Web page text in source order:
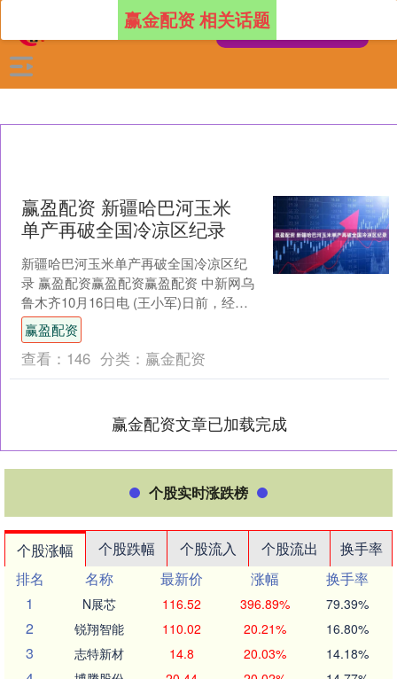
赢金配资 相关话题
赢盈配资 新疆哈巴河玉米
单产再破全国冷凉区纪录
新疆哈巴河玉米单产再破全国冷凉区纪
录 赢盈配资赢盈配资赢盈配资 中新网乌
鲁木齐10月16日电 (王小军)日前，经中
国农业大学、辽宁农科院等单位资深专
家现场实收测....
赢盈配资
查看： 146 分类： 赢金配资
赢金配资文章已加载完成
个股实时涨跌榜
个股涨幅 个股跌幅 个股流入 个股流出
换手率
排名
名称 最新价 涨幅
换手率
1
N展芯 116.52 396.89% 79.39%
2 锐翔智能 110.02 20.21% 16.80%
3 志特新材 14.8 20.03% 14.18%